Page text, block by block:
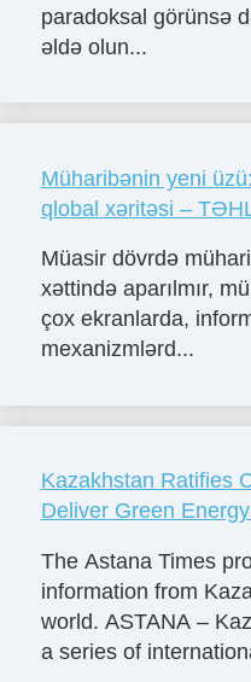
paradoksal görünsə
əldə olun...
Müharibənin yeni
qlobal xəritəsi –
Müasir dövrdə
xəttində aparılmır,
çox ekranlarda,
mexanizmlərd...
Kazakhstan Ratifies
Deliver Green
The Astana Times
information from
world. ASTANA –
a series of